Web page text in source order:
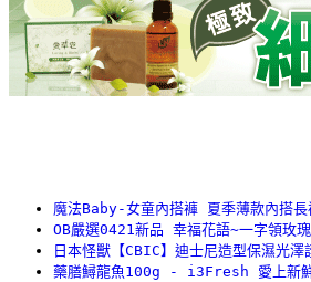
魔法Baby-女童內搭褲 夏季薄款內搭
OB嚴選0421新品 幸福花語~一字領玫瑰
日本怪獸【CBIC】迪士尼造型保濕光
藥膳鱘龍魚100g - i3Fresh 愛上新